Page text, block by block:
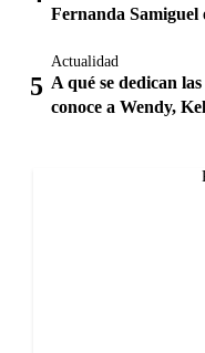
Fernanda
Actualidad
A qué se dedican
conoce a Wendy,